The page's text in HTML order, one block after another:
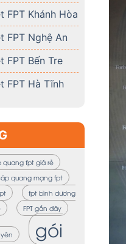
FPT Khánh Hòa
FPT Nghệ An
FPT Bến Tre
FPT Hà Tĩnh
quang fpt giá rẻ
quang mạng fpt
fpt bình dương
FPT gần đây
gói